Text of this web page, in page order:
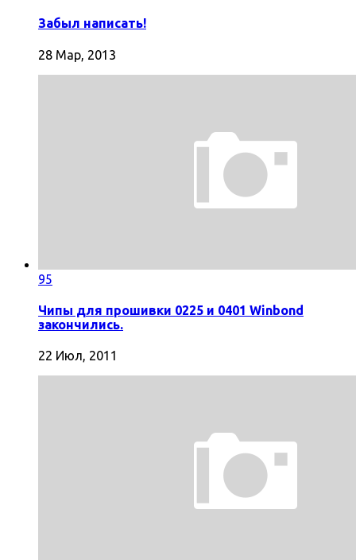
Забыл написать!
28 Мар, 2013
95
Чипы для прошивки 0225 и 0401 Winbond
закончились.
22 Июл, 2011